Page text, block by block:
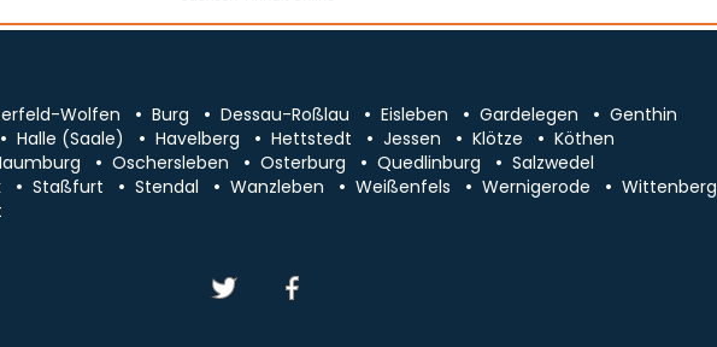
Wolfen Burg Dessau-Roßlau Eisleben Gardelegen
Genthin
Halle (Saale) Havelberg Hettstedt Jessen Klötze
Köthen
Oschersleben Osterburg Quedlinburg
Salzwedel
Staßfurt Stendal Wanzleben Weißenfels Wernigerode
Wittenberg